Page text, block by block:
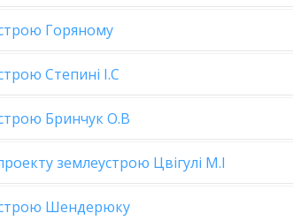
Горяному
Степині І.С
Бринчук О.В
землеустрою Цвігулі М.І
Шендерюку